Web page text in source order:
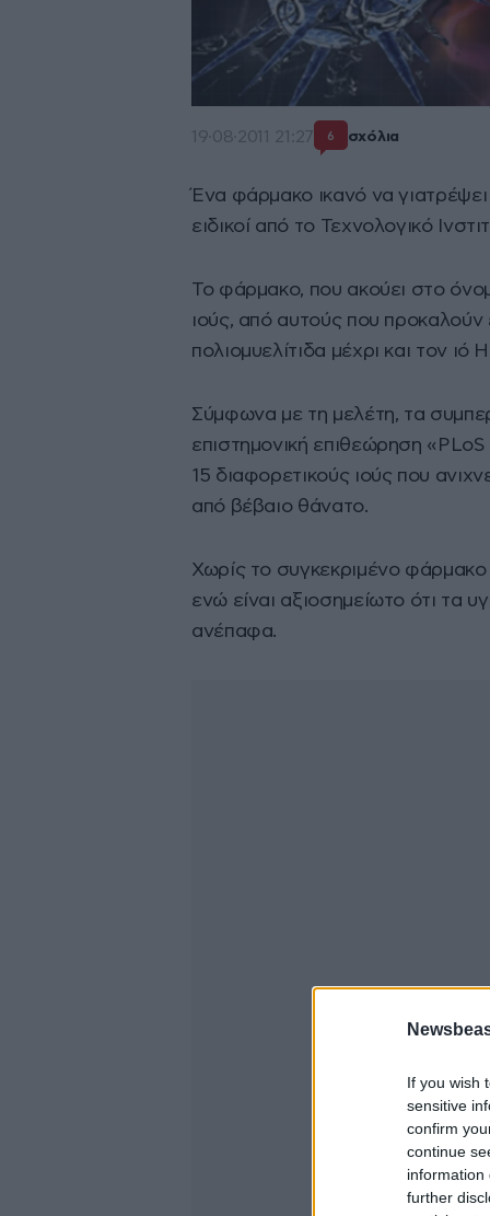
If you wish
sensitive
confirm
continue
information
further
19·08·2011 21:27 6 σχόλια
Ένα φάρμακο ικανό να
ειδικοί από το Τεχνολογικό
Το φάρμακο, που ακούει στο
ιούς, από αυτούς που προκαλούν
πολιομυελίτιδα μέχρι και τον
Σύμφωνα με τη μελέτη, τα
επιστημονική επιθεώρηση
15 διαφορετικούς ιούς που
από βέβαιο θάνατο.
Χωρίς το συγκεκριμένο φάρμακο
ενώ είναι αξιοσημείωτο ότι τα
ανέπαφα.